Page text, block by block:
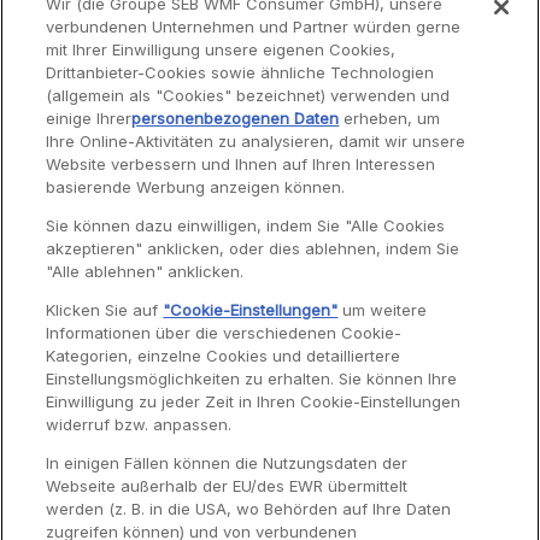
In den Warenkorb legen
Service
Garantie
Reparaturen
Bedienungsanleitungen
Häufig gestellte Fragen
Kontaktseite
verbundenen Unternehmen und Partner würden gerne
mit Ihrer Einwilligung unsere eigenen Cookies,
Drittanbieter-Cookies sowie ähnliche Technologien
(allgemein als "Cookies" bezeichnet) verwenden und
einige Ihrerpersonenbezogenen Daten erheben, um
Ihre Online-Aktivitäten zu analysieren, damit wir unsere
Website verbessern und Ihnen auf Ihren Interessen
basierende Werbung anzeigen können.
Sie können dazu einwilligen, indem Sie "Alle Cookies
akzeptieren" anklicken, oder dies ablehnen, indem Sie
"Alle ablehnen" anklicken.
Klicken Sie auf "Cookie-Einstellungen" um weitere
Informationen über die verschiedenen Cookie-
Kategorien, einzelne Cookies und detailliertere
Einstellungsmöglichkeiten zu erhalten. Sie können Ihre
Einwilligung zu jeder Zeit in Ihren Cookie-Einstellungen
widerruf bzw. anpassen.
In einigen Fällen können die Nutzungsdaten der
Webseite außerhalb der EU/des EWR übermittelt
werden (z. B. in die USA, wo Behörden auf Ihre Daten
zugreifen können) und von verbundenen